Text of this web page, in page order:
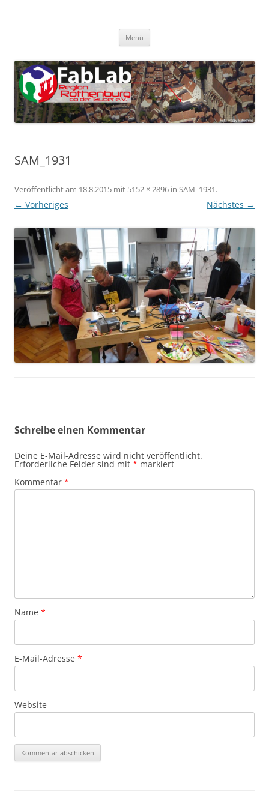
Menü
SAM_1931
Veröffentlicht am 18.8.2015 mit 5152 × 2896 in SAM_1931.
← Vorheriges Nächstes →
Schreibe einen Kommentar
Deine E-Mail-Adresse wird nicht veröffentlicht.
Erforderliche Felder sind mit * markiert
Kommentar *
Name *
E-Mail-Adresse *
Website